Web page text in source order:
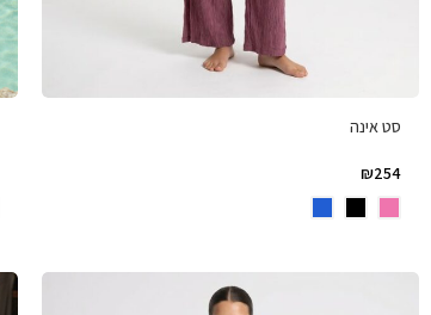
סט אינה
₪254